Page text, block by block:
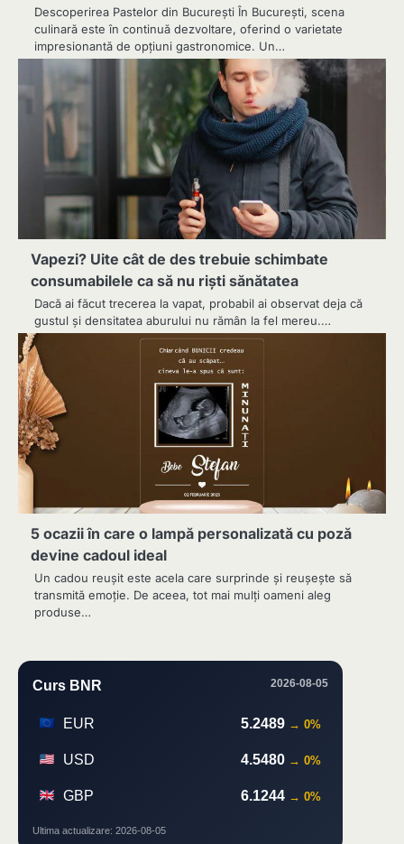
Descoperirea Pastelor din București În București, scena
culinară este în continuă dezvoltare, oferind o varietate
impresionantă de opțiuni gastronomice. Un…
Vapezi? Uite cât de des trebuie schimbate
consumabilele ca să nu riști sănătatea
Dacă ai făcut trecerea la vapat, probabil ai observat deja că
gustul și densitatea aburului nu rămân la fel mereu.…
5 ocazii în care o lampă personalizată cu poză
devine cadoul ideal
Un cadou reușit este acela care surprinde și reușește să
transmită emoție. De aceea, tot mai mulți oameni aleg
produse…
Curs BNR 2026-08-05
EUR 5.2489 → 0%
USD 4.5480 → 0%
GBP 6.1244 → 0%
Ultima actualizare: 2026-08-05